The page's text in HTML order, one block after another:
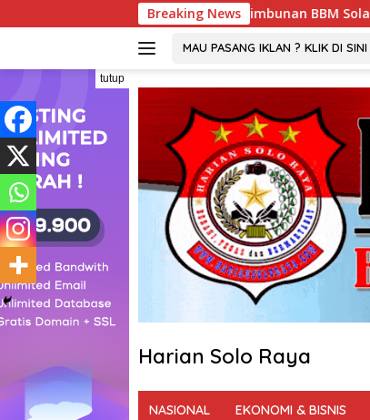
ke
Breaking News
Penimbunan BBM Solar Subsidi, Penindakan
MAU PASANG IKLAN ? KLIK DI SINI
tutup
Harian Solo Raya
Tegas
NASIONAL EKONOMI & BISNIS